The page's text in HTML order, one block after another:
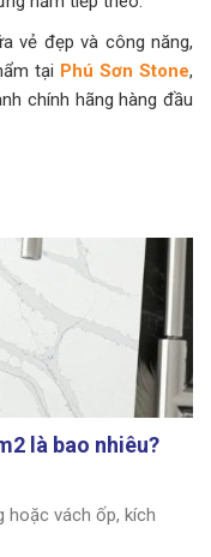
vẻ đẹp và công năng,
tại Phú Sơn Stone,
chính hãng hàng đầu
là bao nhiêu?
hoặc vách ốp, kích